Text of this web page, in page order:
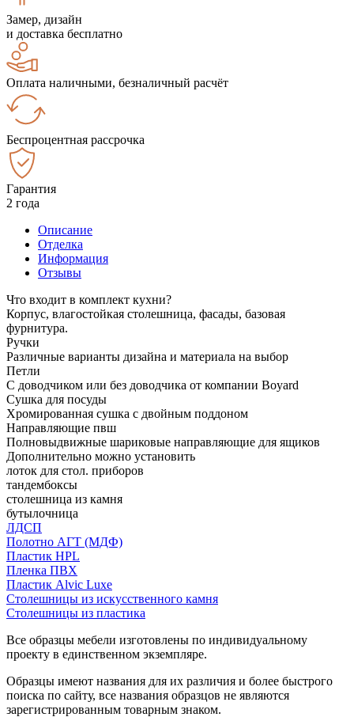
Замер, дизайн
и доставка бесплатно
Оплата наличными, безналичный расчёт
Беспроцентная рассрочка
Гарантия
2 года
Описание
Отделка
Информация
Отзывы
Что входит в комплект кухни?
Корпус, влагостойкая столешница, фасады, базовая
фурнитура.
Ручки
Различные варианты дизайна и материала на выбор
Петли
С доводчиком или без доводчика от компании Boyard
Сушка для посуды
Хромированная сушка с двойным поддоном
Направляющие пвш
Полновыдвижные шариковые направляющие для ящиков
Дополнительно можно установить
лоток для стол. приборов
тандембоксы
столешница из камня
бутылочница
ЛДСП
Полотно АГТ (МДФ)
Пластик HPL
Пленка ПВХ
Пластик Alvic Luxe
Столешницы из искусственного камня
Столешницы из пластика
Все образцы мебели изготовлены по индивидуальному
проекту в единственном экземпляре.
Образцы имеют названия для их различия и более быстрого
поиска по сайту, все названия образцов не являются
зарегистрированным товарным знаком.